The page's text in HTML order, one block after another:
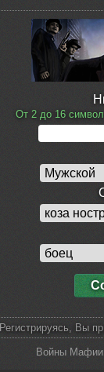
От 2 до 16
Регистрируясь, Вы
Войны Мафии